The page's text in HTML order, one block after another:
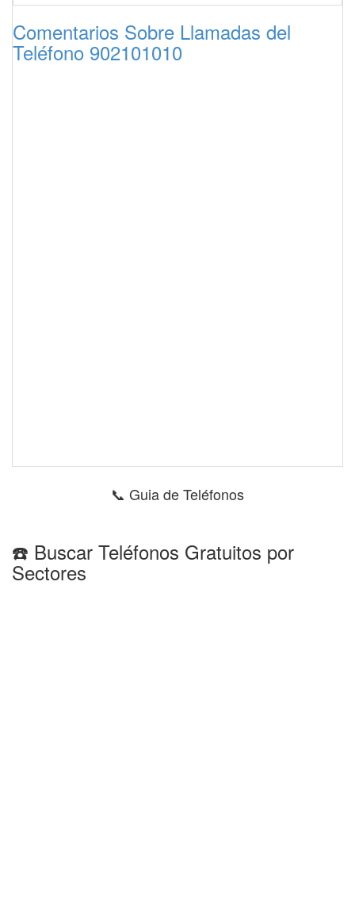
Comentarios Sobre Llamadas del
Teléfono 902101010
📞 Guia de Teléfonos
☎️ Buscar Teléfonos Gratuitos por
Sectores